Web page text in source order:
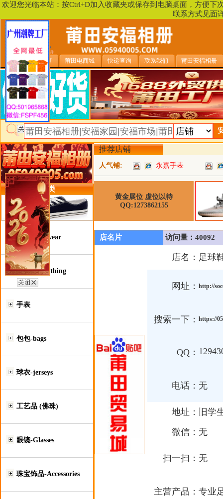
欢迎您光临本站：按Ctrl+D加入收藏夹或保存到电脑桌面，方便
联系方式见面
安福相册首页 莆田电商城 快递查询 联系我们 莆田安福相册
类目详细分类
鞋类-Footwear
服装类-Clothing
手表
包包-bags
球衣-jerseys
工艺品 (佛珠)
眼镜-Glasses
珠宝饰品-Accessories
推荐店铺
人气铺: 永嘉手表
黄金展位 虚位以待
QQ:1273862155
店名片 访问量：40092
店名： 足球
网址： http://
搜索一下： https://
QQ：
电话： 无
地址：
旧学
微信： 无
扫一扫： 无
主营产品： 专业